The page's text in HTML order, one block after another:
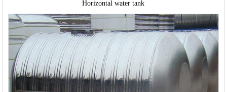
Horizontal water tank